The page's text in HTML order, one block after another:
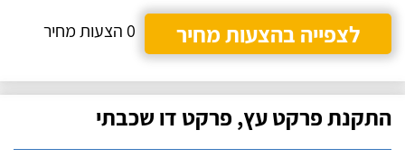
לצפייה בהצעות מחיר
0 הצעות מחיר
התקנת פרקט עץ, פרקט דו שכבתי